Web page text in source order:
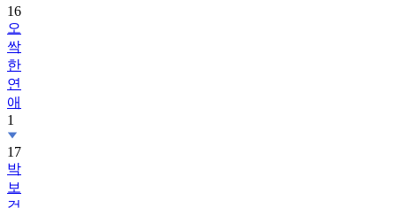
16
오
싹
한
연
애
1
17
박
보